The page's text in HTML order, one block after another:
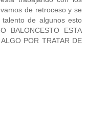
de retroceso y se
de algunos esto
BALONCESTO ESTA
POR TRATAR DE